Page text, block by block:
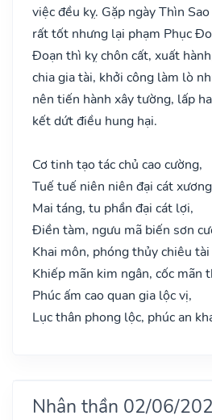
việc đều kỵ. Gặp ngày Thìn
rất tốt nhưng lại phạm Phục
Đoạn thì kỵ chôn cất, xuất
chia gia tài, khởi công làm lò
nên tiến hành xây tường, lấp
kết dứt điều hung hại.
Cơ tinh tạo tác chủ cao cường,
Tuế tuế niên niên đại cát
Mai táng, tu phần đại cát lợi,
Điền tàm, ngưu mã biến sơn
Khai môn, phóng thủy chiêu tài
Khiếp mãn kim ngân, cốc mãn
Phúc ấm cao quan gia lộc vị,
Lục thân phong lộc, phúc an
Nhân thần 02/06/